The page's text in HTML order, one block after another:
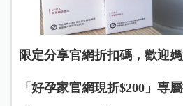
限定分享官網折扣碼，歡迎
「好孕家官網現折$200」専